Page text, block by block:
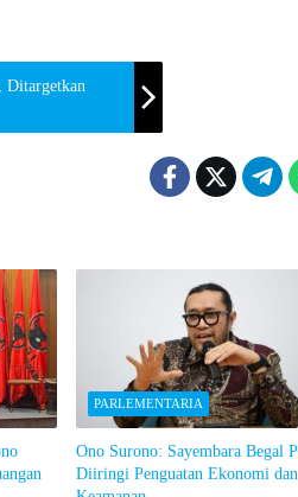
Ditargetkan
PARLEMENTARIA
Ono Surono: Sayembara Begal
Diiringi Penguatan Ekonomi dan